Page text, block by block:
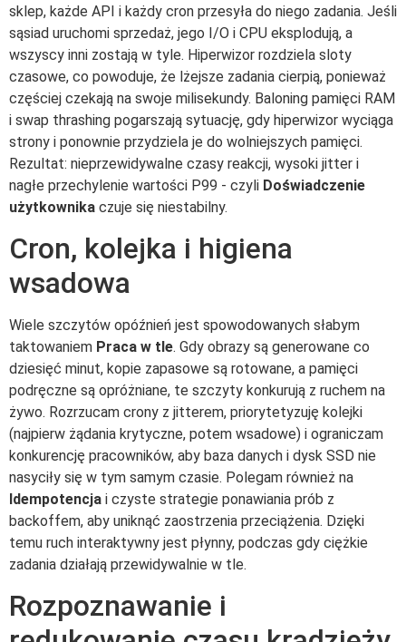
sklep, każde API i każdy cron przesyła do niego zadania. Jeśli
sąsiad uruchomi sprzedaż, jego I/O i CPU eksplodują, a
wszyscy inni zostają w tyle. Hiperwizor rozdziela sloty
czasowe, co powoduje, że lżejsze zadania cierpią, ponieważ
częściej czekają na swoje milisekundy. Baloning pamięci RAM
i swap thrashing pogarszają sytuację, gdy hiperwizor wyciąga
strony i ponownie przydziela je do wolniejszych pamięci.
Rezultat: nieprzewidywalne czasy reakcji, wysoki jitter i
nagłe przechylenie wartości P99 - czyli Doświadczenie
użytkownika czuje się niestabilny.
Cron, kolejka i higiena
wsadowa
Wiele szczytów opóźnień jest spowodowanych słabym
taktowaniem Praca w tle. Gdy obrazy są generowane co
dziesięć minut, kopie zapasowe są rotowane, a pamięci
podręczne są opróżniane, te szczyty konkurują z ruchem na
żywo. Rozrzucam crony z jitterem, priorytetyzuję kolejki
(najpierw żądania krytyczne, potem wsadowe) i ograniczam
konkurencję pracowników, aby baza danych i dysk SSD nie
nasyciły się w tym samym czasie. Polegam również na
Idempotencja i czyste strategie ponawiania prób z
backoffem, aby uniknąć zaostrzenia przeciążenia. Dzięki
temu ruch interaktywny jest płynny, podczas gdy ciężkie
zadania działają przewidywalnie w tle.
Rozpoznawanie i